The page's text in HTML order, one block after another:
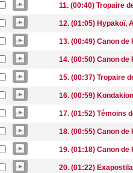
11. (00:40) Tropaire
12. (01:05) Hypakoï,
13. (00:49) Canon de
14. (00:50) Canon de
15. (00:37) Tropaire
16. (00:59)
17. (01:52) Témoins
18. (00:55) Canon de
19. (01:18) Canon de
20. (01:22)